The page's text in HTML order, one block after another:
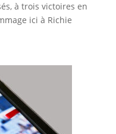
à trois victoires en
ici à Richie